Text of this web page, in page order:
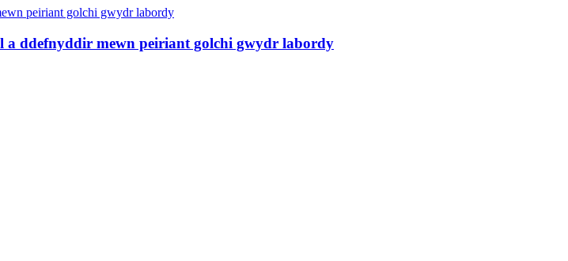
a ddefnyddir mewn peiriant golchi gwydr labordy